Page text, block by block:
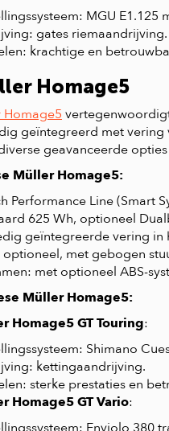
MGU E1.125
gates riemaandrijving.
krachtige en
Homage5
Homage5
geïntegreerd met
geavanceerde
Müller Homage5:
Performance Line (Smart
625 Wh, optioneel
geïntegreerde vering
met gebogen
met optioneel ABS-
Müller Homage5:
Homage5 GT Touring:
Shimano
kettingaandrijving.
sterke prestaties en
Homage5 GT Vario: